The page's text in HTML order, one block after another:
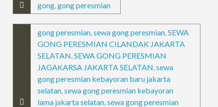
gong,gong peresmian
gong peresmian,sewa gong peresmian,SEWA
GONG PERESMIAN CILANDAK JAKARTA
SELATAN,SEWA GONG PERESMIAN
JAGAKARSA JAKARTA SELATAN,sewa
gong peresmian kebayoran baru jakarta
selatan,sewa gong peresmian kebayoran
lama jakarta selatan,sewa gong peresmian